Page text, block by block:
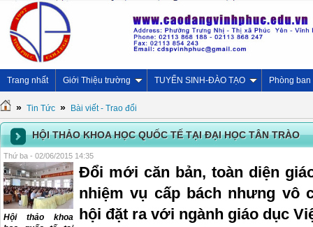
Trang nhất Giới Thiệu trường TUYỂN SINH-ĐÀO TẠO Phòng ban
» Tin Tức » Bài viết - Trao đổi
HỘI THẢO KHOA HỌC QUỐC TẾ TẠI ĐẠI HỌC TÂN TRÀO
Thứ ba - 02/06/2015 14:35
Hội thảo khoa
Đổi mới căn bản, toàn diện
nhiệm vụ cấp bách nhưng vô
hội đặt ra với ngành giáo dục